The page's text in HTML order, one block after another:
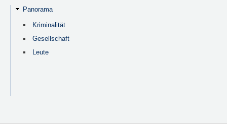
Panorama
Kriminalität
Gesellschaft
Leute